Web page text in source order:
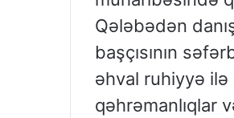
Qələbədən
başçısının
əhval ruhiyyə ilə
qəhrəmanlıqlar